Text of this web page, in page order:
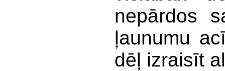
nepārdos
ļaunumu
dēļ izraisīt